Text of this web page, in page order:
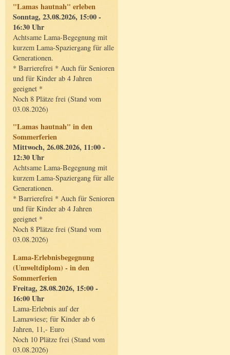
"Lamas hautnah" erleben
Sonntag, 23.08.2026, 15:00 -
16:30 Uhr
Achtsame Lama-Begegnung mit
kurzem Lama-Spaziergang für alle
Generationen.
* Barrierefrei * Auch für Senioren
und für Kinder ab 4 Jahren
geeignet *
Noch 8 Plätze frei (Stand vom
03.08.2026)
"Lamas hautnah" in den
Sommerferien
Mittwoch, 26.08.2026, 11:00 -
12:30 Uhr
Achtsame Lama-Begegnung mit
kurzem Lama-Spaziergang für alle
Generationen.
* Barrierefrei * Auch für Senioren
und für Kinder ab 4 Jahren
geeignet *
Noch 8 Plätze frei (Stand vom
03.08.2026)
Lama-Erlebnisbegegnung
(Umweltdiplom) - in den
Sommerferien
Freitag, 28.08.2026, 15:00 -
16:00 Uhr
Lama-Erlebnis auf der
Lamawiese; für Kinder ab 6
Jahren, 11,- Euro
Noch 10 Plätze frei (Stand vom
03.08.2026)